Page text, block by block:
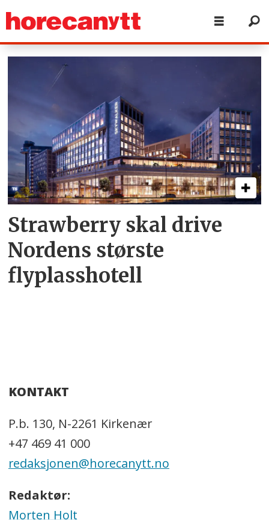
arlanda
Strawberry skal drive
Nordens største
flyplasshotell
KONTAKT
P.b. 130, N-2261 Kirkenær
+47 469 41 000
redaksjonen@horecanytt.no
Redaktør:
Morten Holt